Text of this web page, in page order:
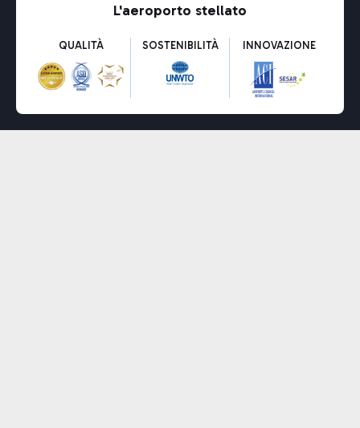
L'aeroporto stellato
QUALITÀ SOSTENIBILITÀ INNOVAZIONE